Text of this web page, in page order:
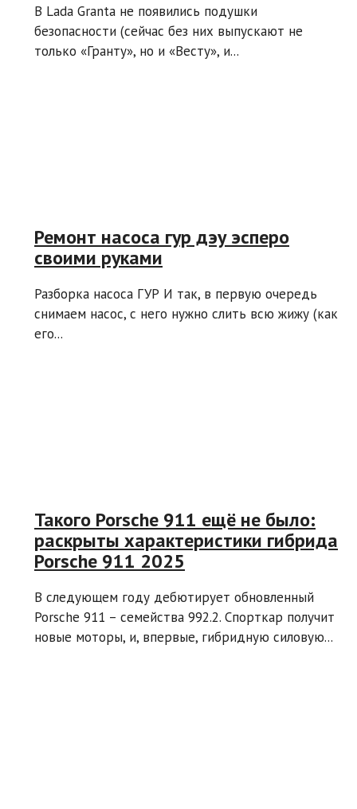
В Lada Granta не появились подушки
безопасности (сейчас без них выпускают не
только «Гранту», но и «Весту», и...
Ремонт насоса гур дэу эсперо
своими руками
Разборка насоса ГУР И так, в первую очередь
снимаем насос, с него нужно слить всю жижу (как
его...
Такого Porsche 911 ещё не было:
раскрыты характеристики гибрида
Porsche 911 2025
В следующем году дебютирует обновленный
Porsche 911 – семейства 992.2. Спорткар получит
новые моторы, и, впервые, гибридную силовую...